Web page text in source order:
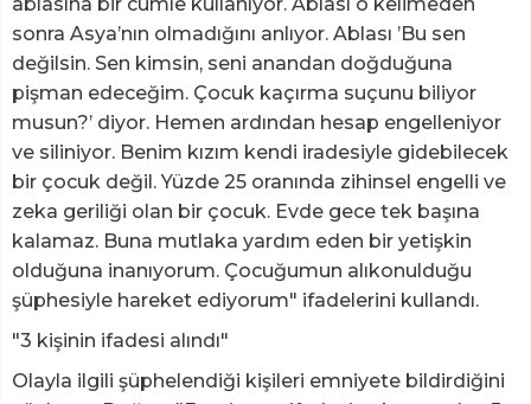
ablasına bir cümle kullanıyor. Ablası o kelimeden
sonra Asya’nın olmadığını anlıyor. Ablası ’Bu sen
değilsin. Sen kimsin, seni anandan doğduğuna
pişman edeceğim. Çocuk kaçırma suçunu biliyor
musun?’ diyor. Hemen ardından hesap engelleniyor
ve siliniyor. Benim kızım kendi iradesiyle gidebilecek
bir çocuk değil. Yüzde 25 oranında zihinsel engelli ve
zeka geriliği olan bir çocuk. Evde gece tek başına
kalamaz. Buna mutlaka yardım eden bir yetişkin
olduğuna inanıyorum. Çocuğumun alıkonulduğu
şüphesiyle hareket ediyorum" ifadelerini kullandı.
"3 kişinin ifadesi alındı"
Olayla ilgili şüphelendiği kişileri emniyete bildirdiğini